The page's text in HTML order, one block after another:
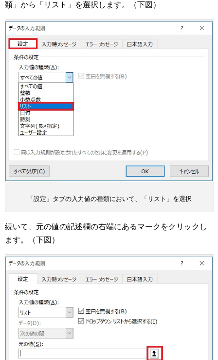
類」から「リスト」を選択します。（下図）
「設定」タブの入力値の種類において、「リスト」を選択
続いて、元の値の記述欄の右端にあるマークをクリックし
ます。（下図）